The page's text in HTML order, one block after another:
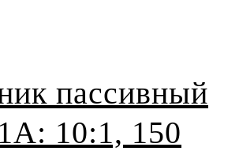
пассивный
10:1, 150